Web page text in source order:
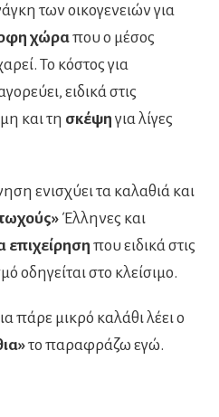
των οικογενειών για
χώραπου ο μέσος
Το κόστος για
ειδικά στις
και τη σκέψη για λίγες
ενισχύει τα καλαθιά και
Έλληνες και
επιχείρηση που ειδικά στις
οδηγείται στο κλείσιμο.
πάρε μικρό καλάθι λέει ο
το παραφράζω εγώ.